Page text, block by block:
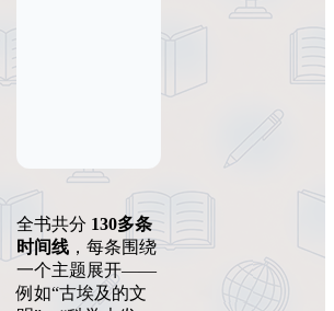
全书共分 130多条
时间线 ，每条围绕
一个主题展开——
例如“古埃及的文